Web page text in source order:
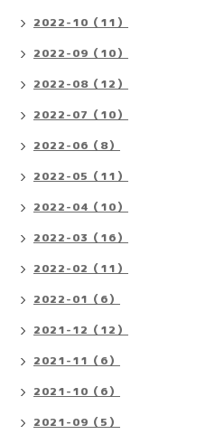
2022-10（11）
2022-09（10）
2022-08（12）
2022-07（10）
2022-06（8）
2022-05（11）
2022-04（10）
2022-03（16）
2022-02（11）
2022-01（6）
2021-12（12）
2021-11（6）
2021-10（6）
2021-09（5）